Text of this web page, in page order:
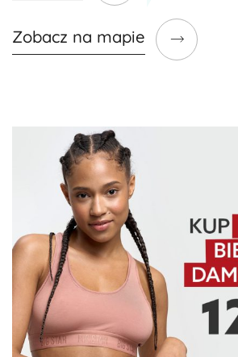
Zobacz na mapie